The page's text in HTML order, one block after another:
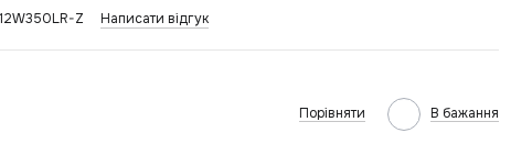
Z Написати відгук
Порівняти В бажання